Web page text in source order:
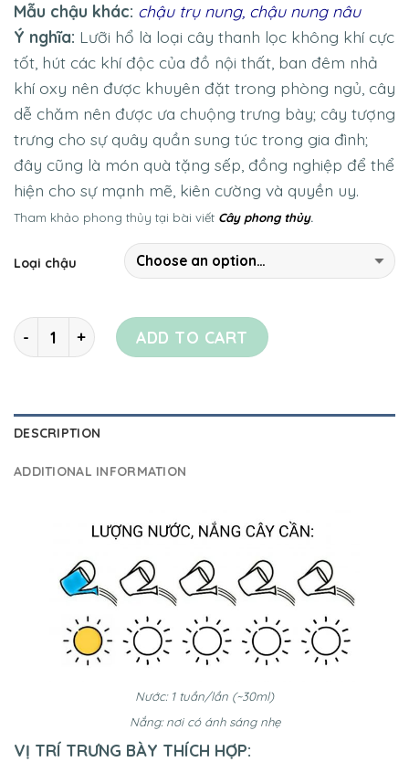
Mẫu chậu khác: chậu trụ nung, chậu nung nâu
Ý nghĩa: Lưỡi hổ là loại cây thanh lọc không khí cực
tốt, hút các khí độc của đồ nội thất, ban đêm nhả
khí oxy nên được khuyên đặt trong phòng ngủ, cây
dễ chăm nên được ưa chuộng trưng bày; cây tượng
trưng cho sự quây quần sung túc trong gia đình;
đây cũng là món quà tặng sếp, đồng nghiệp để thể
hiện cho sự mạnh mẽ, kiên cường và quyền uy.
Tham khảo phong thủy tại bài viết Cây phong thủy.
Loại chậu
Quantity ADD TO CART
DESCRIPTION
ADDITIONAL INFORMATION
Nước: 1 tuần/lần (~30ml)
Nắng: nơi có ánh sáng nhẹ
VỊ TRÍ TRƯNG BÀY THÍCH HỢP: